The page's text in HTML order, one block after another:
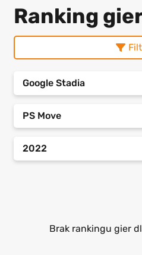
Ranking
Google Stadia
PS Move
2022
Brak rankingu gier